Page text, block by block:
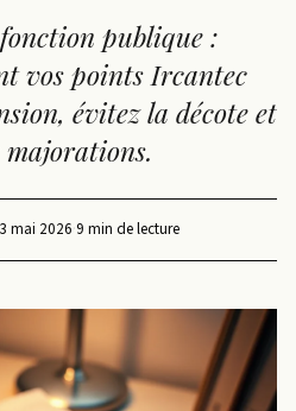
publique :
vos points Ircantec
évitez la décote et
mai 2026·9 min de lecture